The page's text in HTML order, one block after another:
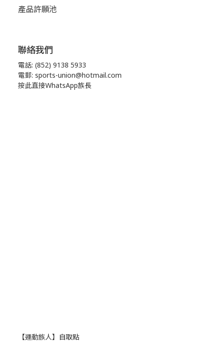
產品許願池
聯絡我們
電話: (852) 9138 5933
電郵: sports-union@hotmail.com
按此直接WhatsApp族長
【運動族人】自取點